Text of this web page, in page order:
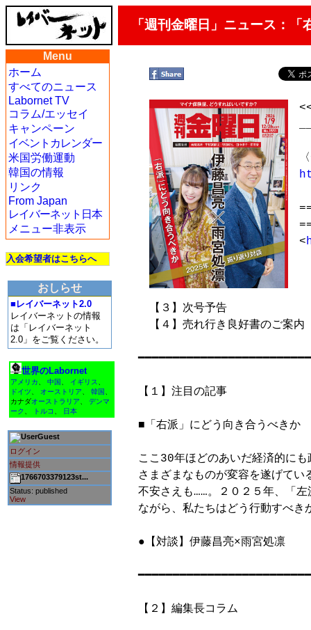
「週刊金曜日」ニュース：
Menu
ホーム
すべてのニュース
Labornet TV
コラム/エッセイ
キャンペーン
イベントカレンダー
米国労働運動
韓国の情報
リンク
From Japan
レイバーネット日本
メニュー非表示
入会希望者はこちらへ
おしらせ
■レイバーネット2.0
レイバーネットの情報
は「レイバーネット
2.0」をご覧ください。
世界のLabornet
アメリカ 中国 イギリス
ドイツ
オーストリア 韓国
カナダオーストラリア
デンマ
ーク
トルコ 日本
Guest
ログイン
情報提供
1766703379123st...
Status: published
View
<
【３】次号予告
【４】売れ行き良好書のご案内
【１】注目の記事
■「右派」にどう向き合うべきか
ここ30年ほどのあいだ経済的に
さまざまなものが変容を遂げて
不安さえも……。２０２５年、「
ながら、私たちはどう行動すべ
●【対談】伊藤昌亮×雨宮処凛
【２】編集長コラム